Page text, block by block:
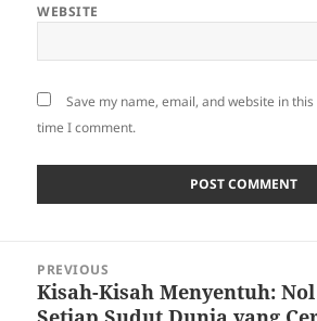
WEBSITE
Save my name, email, and website in
time I comment.
navigation
PREVIOUS
Previous
Kisah-Kisah Menyentuh: